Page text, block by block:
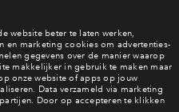
Rise afgegeven
dan snel aan